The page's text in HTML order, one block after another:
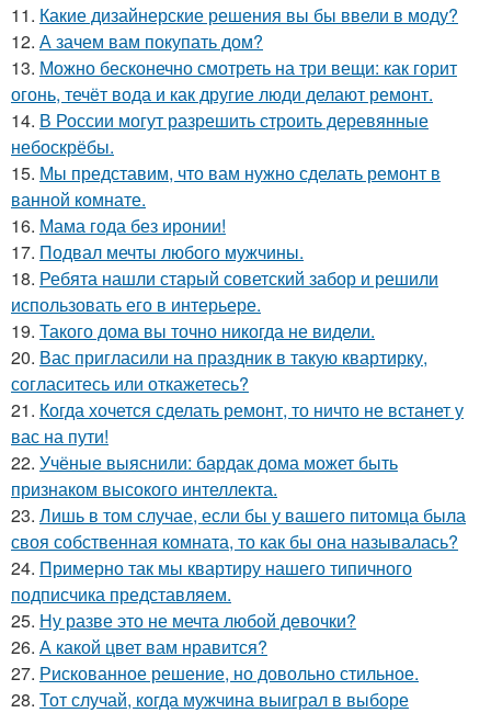
11. Какие дизайнерские решения вы бы ввели в моду?
12. А зачем вам покупать дом?
13. Можно бесконечно смотреть на три вещи: как горит
огонь, течёт вода и как другие люди делают ремонт.
14. В России могут разрешить строить деревянные
небоскрёбы.
15. Мы представим, что вам нужно сделать ремонт в
ванной комнате.
16. Мама года без иронии!
17. Подвал мечты любого мужчины.
18. Ребята нашли старый советский забор и решили
использовать его в интерьере.
19. Такого дома вы точно никогда не видели.
20. Вас пригласили на праздник в такую квартирку,
согласитесь или откажетесь?
21. Когда хочется сделать ремонт, то ничто не встанет у
вас на пути!
22. Учёные выяснили: бардак дома может быть
признаком высокого интеллекта.
23. Лишь в том случае, если бы у вашего питомца была
своя собственная комната, то как бы она называлась?
24. Примерно так мы квартиру нашего типичного
подписчика представляем.
25. Ну разве это не мечта любой девочки?
26. А какой цвет вам нравится?
27. Рискованное решение, но довольно стильное.
28. Тот случай, когда мужчина выиграл в выборе